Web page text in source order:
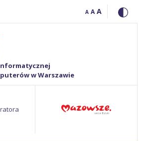
A A A
w Warszawie